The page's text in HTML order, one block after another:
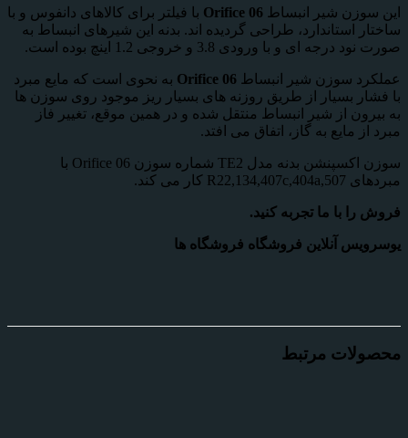
این سوزن شیر انبساط Orifice 06 با فیلتر برای کالاهای دانفوس و با
ساختار استاندارد، طراحی گردیده اند. بدنه این شیرهای انبساط به
صورت نود درجه ای و با ورودی 3.8 و خروجی 1.2 اینچ بوده است.
عملکرد سوزن شیر انبساط Orifice 06 به نحوی است که مایع مبرد
با فشار بسیار از طریق روزنه های بسیار ریز موجود روی سوزن ها
به بیرون از شیر انبساط منتقل شده و در همین موقع، تغییر فاز
مبرد از مایع به گاز، اتفاق می افتد.
سوزن اکسپنشن بدنه مدل TE2 شماره سوزن Orifice 06 با
مبردهای R22,134,407c,404a,507 کار می کند.
فروش را با ما تجربه کنید.
یوسرویس آنلاین فروشگاه فروشگاه ها
محصولات مرتبط